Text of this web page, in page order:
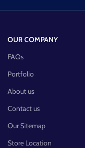
OUR COMPANY
FAQs
Portfolio
About us
Contact us
Our Sitemap
Store Location